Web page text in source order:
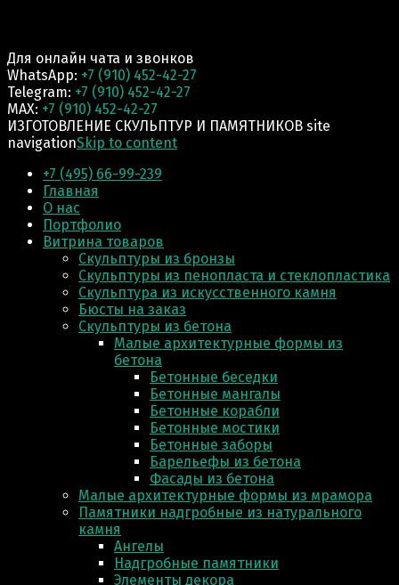
Для онлайн чата и звонков
WhatsApp: +7 (910) 452-42-27
Telegram: +7 (910) 452-42-27
MAX: +7 (910) 452-42-27
ИЗГОТОВЛЕНИЕ СКУЛЬПТУР И ПАМЯТНИКОВ site
navigationSkip to content
+7 (495) 66-99-239
Главная
О нас
Портфолио
Витрина товаров
Скульптуры из бронзы
Скульптуры из пенопласта и стеклопластика
Скульптура из искусственного камня
Бюсты на заказ
Скульптуры из бетона
Малые архитектурные формы из
бетона
Бетонные беседки
Бетонные мангалы
Бетонные корабли
Бетонные мостики
Бетонные заборы
Барельефы из бетона
Фасады из бетона
Малые архитектурные формы из мрамора
Памятники надгробные из натурального
камня
Ангелы
Надгробные памятники
Элементы декора